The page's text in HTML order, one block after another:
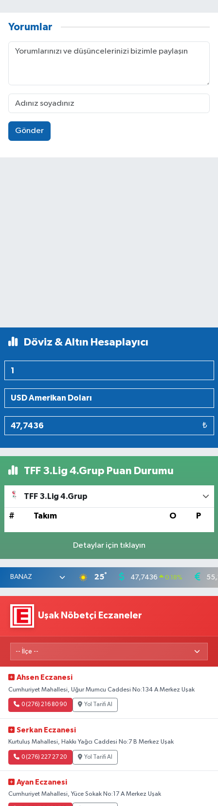
Yorumlar
Gönder
Döviz & Altın Hesaplayıcı
₺
TFF 3.Lig 4.Grup Puan Durumu
TFF 3.Lig 4.Grup
# Takım O P
Detaylar için tıklayın
25° 47,7436 0.18%
Uşak Nöbetçi Eczaneler
Ahsen Eczanesi
Cumhuriyet Mahallesi, Uğur Mumcu Caddesi No:134 A Merkez Uşak
0 (276) 216 80 90 Yol Tarifi Al
Serkan Eczanesi
Kurtuluş Mahallesi, Hakkı Yağcı Caddesi No:7 B Merkez Uşak
0 (276) 227 27 20 Yol Tarifi Al
Ayan Eczanesi
Cumhuriyet Mahallesi, Yüce Sokak No:17 A Merkez Uşak